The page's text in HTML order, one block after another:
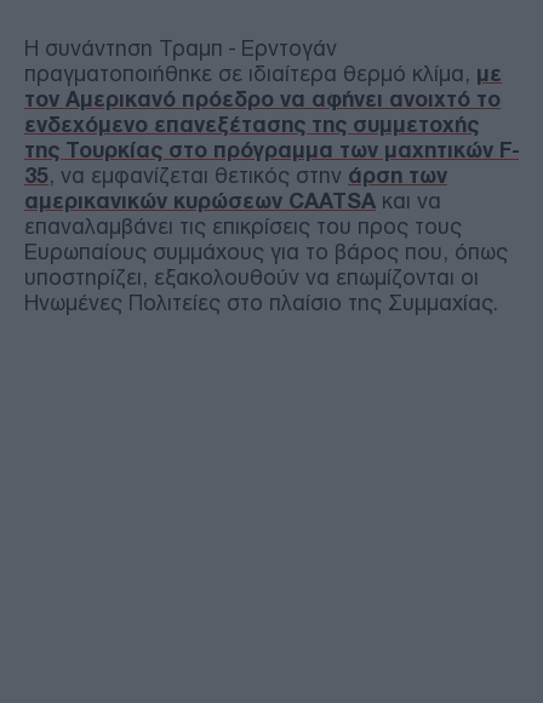
Η συνάντηση Τραμπ - Ερντογάν
πραγματοποιήθηκε σε ιδιαίτερα θερμό κλίμα, με
τον Αμερικανό πρόεδρο να αφήνει ανοιχτό το
ενδεχόμενο επανεξέτασης της συμμετοχής
της Τουρκίας στο πρόγραμμα των μαχητικών F-
35, να εμφανίζεται θετικός στην άρση των
αμερικανικών κυρώσεων CAATSA και να
επαναλαμβάνει τις επικρίσεις του προς τους
Ευρωπαίους συμμάχους για το βάρος που, όπως
υποστηρίζει, εξακολουθούν να επωμίζονται οι
Ηνωμένες Πολιτείες στο πλαίσιο της Συμμαχίας.